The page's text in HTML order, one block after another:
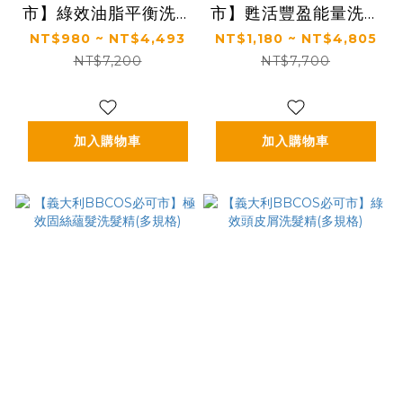
市】綠效油脂平衡洗髮
精(多規格)
NT$980 ~ NT$4,493
NT$7,200
加入購物車
市】甦活豐盈能量洗髮
乳(多規格)
NT$1,180 ~ NT$4,805
NT$7,700
加入購物車